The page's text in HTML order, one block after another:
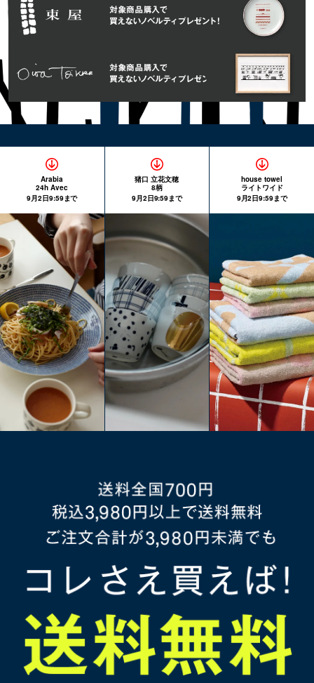
Arabia
24h Avec
9月2日9:59まで
猪口 立花文穂
8柄
9月2日9:59まで
house towel
ライトワイド
9月2日9:59まで